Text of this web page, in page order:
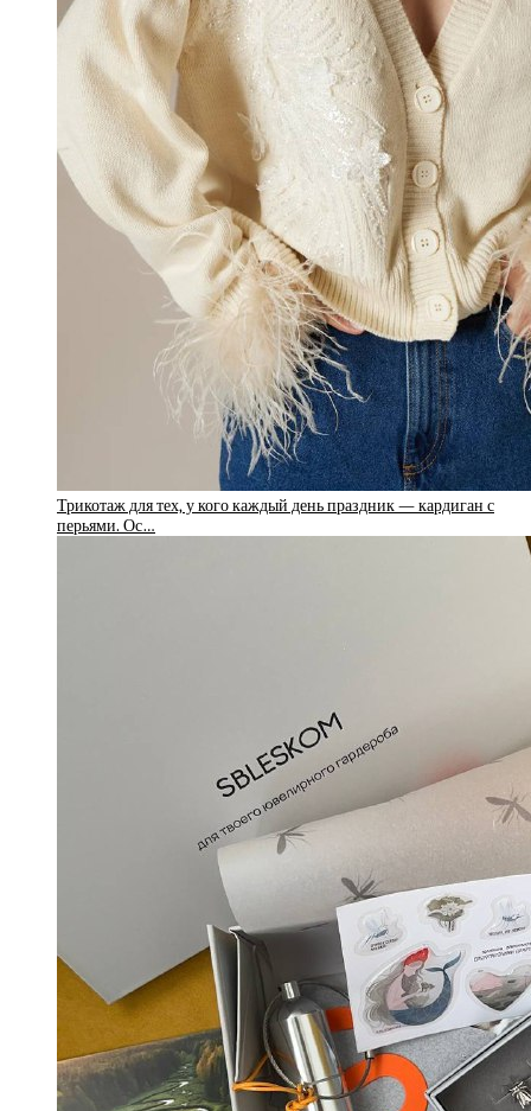
Трикотаж для тех, у кого каждый день праздник — кардиган с
перьями. Ос…